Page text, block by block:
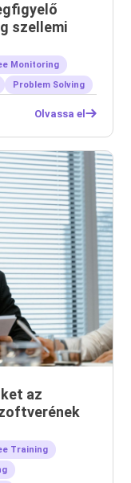
szellemi
Monitoring
Problem Solving
Olvassa el
az
Training